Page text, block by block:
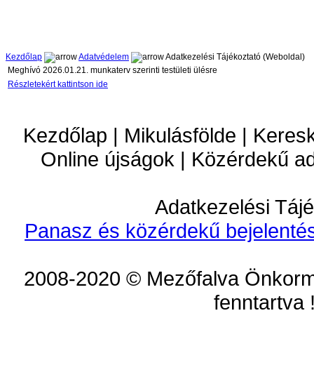
Kezdőlap Adatvédelem
Adatkezelési Tájékoztató (Weboldal)
Meghívó 2026.01.21. munkaterv szerinti testületi ülésre
Részletekért kattintson ide
Kezdőlap | Mikulásfölde |
Online újságok | Közérdekű
Adatkezelési
Panasz és közérdekű
2008-2020 © Mezőfalva
fenntartva